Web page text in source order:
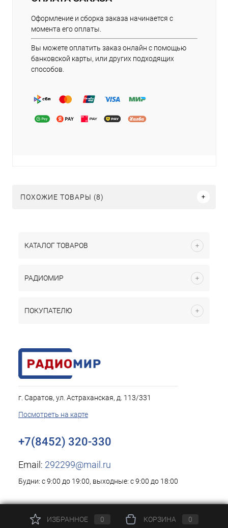
Оформление и сборка заказа начинается с
момента его оплаты.
Вы можете оплатить заказ онлайн с помощью
банковской карты, или других подходящих
способов.
ПОХОЖИЕ ТОВАРЫ (8)
КАТАЛОГ ТОВАРОВ
РАДИОМИР
ПОКУПАТЕЛЮ
г. Саратов, ул. Астраханская, д. 113/331
Посмотреть на карте
+7(8452) 320-330
Email: 292299@mail.ru
Будни: с 9:00 до 19:00, выходные: с 9:00 до 18:00
ИЗБРАННОЕ 0 КОРЗИНА 0